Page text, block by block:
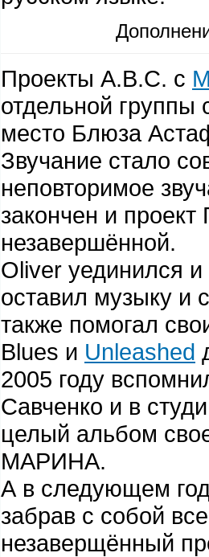
Проекты A.B.C. с
отдельной группы
место Блюза
Звучание стало
неповторимое
закончен и
незавершённой.
Oliver уединился
оставил музыку и
также помогал
Blues и Unleashed
2005 году
Савченко и в
целый альбом
МАРИНА.
А в следующем
забрав с собой
незаверщённый